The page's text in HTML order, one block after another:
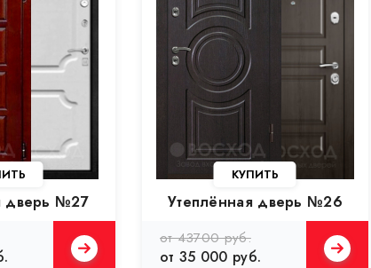
дверь №27 Утеплённая дверь №26
от 43700 руб.
от 35 000 руб.